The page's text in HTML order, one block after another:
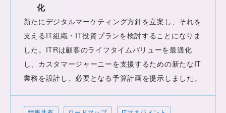
化
新たにデジタルマーケティング方針を立案し、それを
支えるIT組織・IT投資プランを検討することになりま
した。ITRは顧客のライフタイムバリューを最適化
し、カスタマージャーニーを支援するための新たなIT
業務を設計し、必要となる予算計画を提示しました。